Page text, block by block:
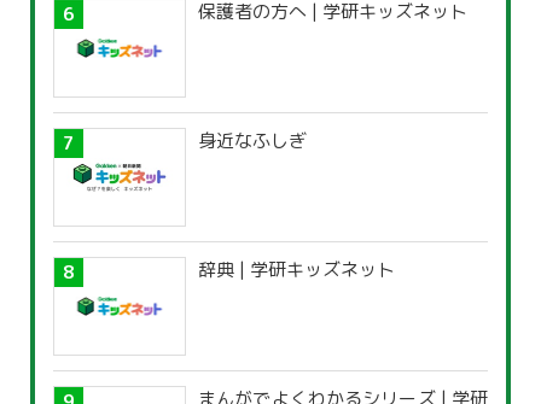
保護者の方へ | 学研キッズネット
身近なふしぎ
辞典 | 学研キッズネット